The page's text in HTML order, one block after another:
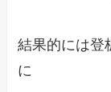
結果的には登
に